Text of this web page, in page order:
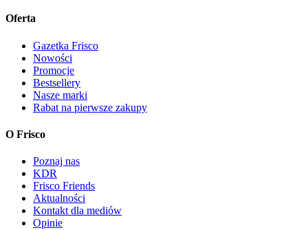
Oferta
Gazetka Frisco
Nowości
Promocje
Bestsellery
Nasze marki
Rabat na pierwsze zakupy
O Frisco
Poznaj nas
KDR
Frisco Friends
Aktualności
Kontakt dla mediów
Opinie